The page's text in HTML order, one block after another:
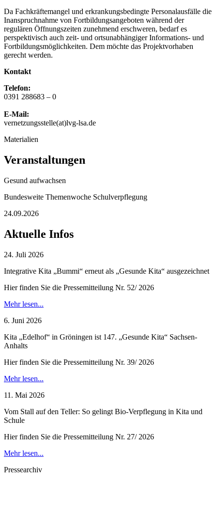
Da Fachkräftemangel und erkrankungsbedingte Personalausfälle die
Inanspruchnahme von Fortbildungsangeboten während der
regulären Öffnungszeiten zunehmend erschweren, bedarf es
perspektivisch auch zeit- und ortsunabhängiger Informations- und
Fortbildungsmöglichkeiten. Dem möchte das Projektvorhaben
gerecht werden.
Kontakt
Telefon:
0391 288683 – 0
E-Mail:
vernetzungsstelle(at)lvg-lsa.de
Materialien
Veranstaltungen
Gesund aufwachsen
Bundesweite Themenwoche Schulverpflegung
24.09.2026
Aktuelle Infos
24. Juli 2026
Integrative Kita „Bummi“ erneut als „Gesunde Kita“ ausgezeichnet
Hier finden Sie die Pressemitteilung Nr. 52/ 2026
Mehr lesen...
6. Juni 2026
Kita „Edelhof“ in Gröningen ist 147. „Gesunde Kita“ Sachsen-
Anhalts
Hier finden Sie die Pressemitteilung Nr. 39/ 2026
Mehr lesen...
11. Mai 2026
Vom Stall auf den Teller: So gelingt Bio-Verpflegung in Kita und
Schule
Hier finden Sie die Pressemitteilung Nr. 27/ 2026
Mehr lesen...
Pressearchiv